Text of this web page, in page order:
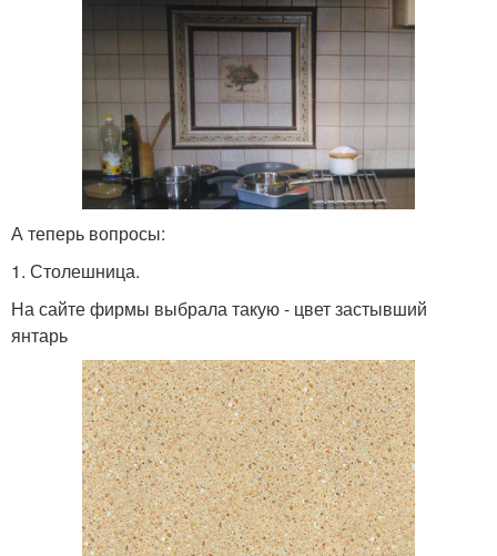
А теперь вопросы:
1. Столешница.
На сайте фирмы выбрала такую - цвет застывший
янтарь